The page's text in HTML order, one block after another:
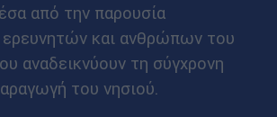
από την παρουσία
και ανθρώπων του
αναδεικνύουν τη σύγχρονη
του νησιού.